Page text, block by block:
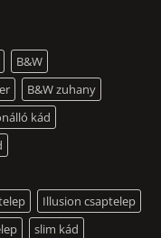
B&W
B&W zuhany
kád
Illusion csaptelep
slim kád